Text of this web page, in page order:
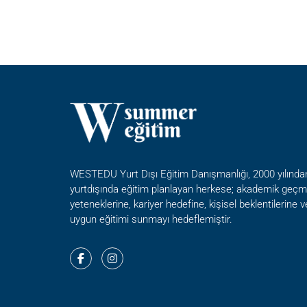
WESTEDU Yurt Dışı Eğitim Danışmanlığı, 2000
yurtdışında eğitim planlayan herkese; akademik
yeteneklerine, kariyer hedefine, kişisel beklentilerine
uygun eğitimi sunmayı hedeflemiştir.